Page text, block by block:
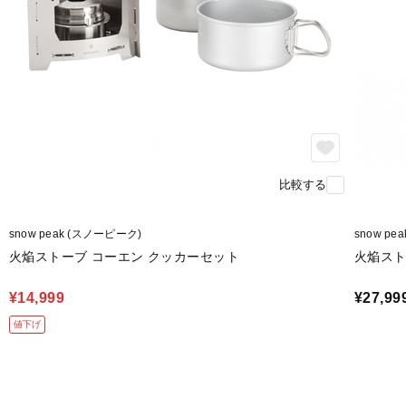
比較する
snow peak (スノーピーク)
火焔ストーブ コーエン クッカーセット
¥14,999
値下げ
snow
火焔ス